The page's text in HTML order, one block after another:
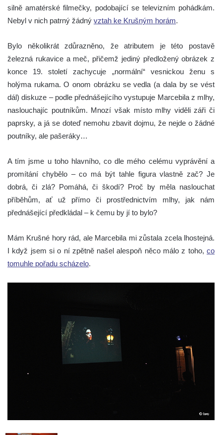
silně amatérské filmečky, podobající se televizním pohádkám.
Nebyl v nich patrný žádný vztah ke Krušným horám.
Bylo několikrát zdůrazněno, že atributem je této postavě
železná rukavice a meč, přičemž jediný předložený obrázek z
konce 19. století zachycuje „normální“ vesnickou ženu s
holýma rukama. O onom obrázku se vedla (a dala by se vést
dál) diskuze – podle přednášejícího vystupuje Marcebila z mlhy,
naslouchajíc poutníkům. Mnozí však místo mlhy viděli záři či
paprsky, a já se doteď nemohu zbavit dojmu, že nejde o žádné
poutníky, ale pašeráky…
A tím jsme u toho hlavního, co dle mého celému vyprávění a
promítání chybělo – co má být tahle figura vlastně zač? Je
dobrá, či zlá? Pomáhá, či škodí? Proč by měla naslouchat
příběhům, ať už přímo či prostřednictvím mlhy, jak nám
přednášející předkládal – k čemu by jí to bylo?
Mám Krušné hory rád, ale Marcebila mi zůstala zcela lhostejná.
I když jsem si o ní zpětně našel alespoň něco málo z toho, co
tomuhle pořadu scházelo.